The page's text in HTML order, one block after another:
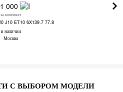
000
за комплект
J10 ET10 6X139.7 77.8
в наличии
Москва
С ВЫБОРОМ МОДЕЛИ